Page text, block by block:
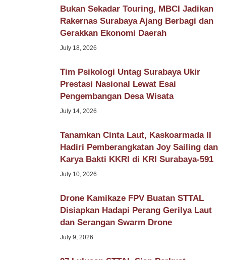
Bukan Sekadar Touring, MBCI Jadikan
Rakernas Surabaya Ajang Berbagi dan
Gerakkan Ekonomi Daerah
July 18, 2026
Tim Psikologi Untag Surabaya Ukir
Prestasi Nasional Lewat Esai
Pengembangan Desa Wisata
July 14, 2026
Tanamkan Cinta Laut, Kaskoarmada II
Hadiri Pemberangkatan Joy Sailing dan
Karya Bakti KKRI di KRI Surabaya-591
July 10, 2026
Drone Kamikaze FPV Buatan STTAL
Disiapkan Hadapi Perang Gerilya Laut
dan Serangan Swarm Drone
July 9, 2026